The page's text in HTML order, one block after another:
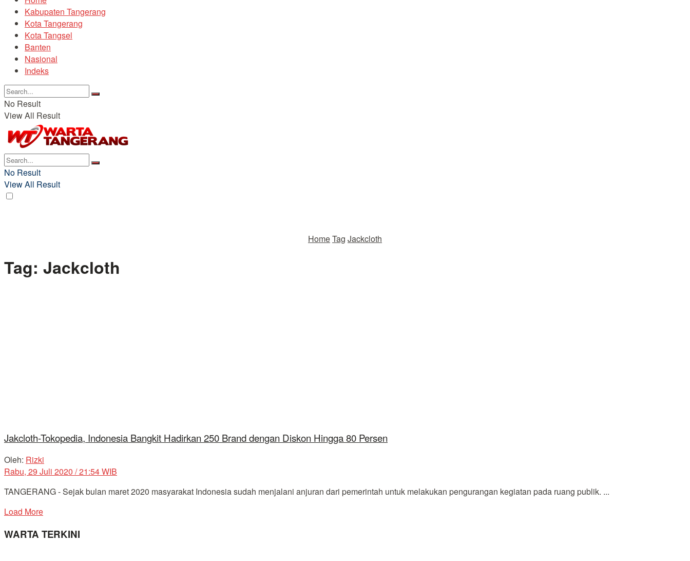
Kabupaten Tangerang
Kota Tangerang
Kota Tangsel
Banten
Nasional
Indeks
No Result
View All Result
No Result
View All Result
HomeTag Jackcloth
Tag: Jackcloth
Jakcloth-Tokopedia, Indonesia Bangkit Hadirkan 250 Brand dengan Diskon Hingga 80 Persen
Oleh: Rizki
Rabu, 29 Juli 2020 / 21:54 WIB
TANGERANG - Sejak bulan maret 2020 masyarakat Indonesia sudah menjalani anjuran dari pemerintah untuk melakukan pengurangan kegiatan pada ruang publik. ...
Load More
WARTA TERKINI